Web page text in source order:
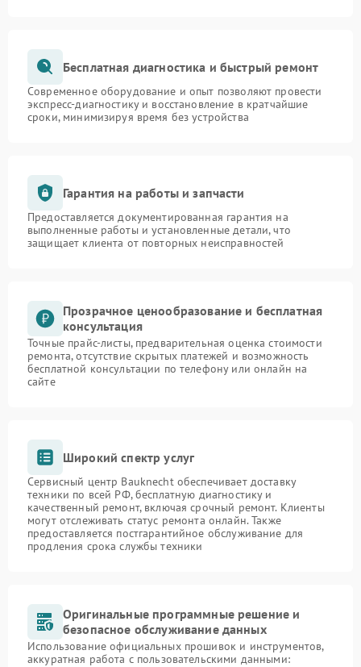
Бесплатная диагностика и быстрый ремонт
Современное оборудование и опыт позволяют провести
экспресс-диагностику и восстановление в кратчайшие
сроки, минимизируя время без устройства
Гарантия на работы и запчасти
Предоставляется документированная гарантия на
выполненные работы и установленные детали, что
защищает клиента от повторных неисправностей
Прозрачное ценообразование и бесплатная
консультация
Точные прайс-листы, предварительная оценка стоимости
ремонта, отсутствие скрытых платежей и возможность
бесплатной консультации по телефону или онлайн на
сайте
Широкий спектр услуг
Сервисный центр Bauknecht обеспечивает доставку
техники по всей РФ, бесплатную диагностику и
качественный ремонт, включая срочный ремонт. Клиенты
могут отслеживать статус ремонта онлайн. Также
предоставляется постгарантийное обслуживание для
продления срока службы техники
Оригинальные программные решение и
безопасное обслуживание данных
Использование официальных прошивок и инструментов,
аккуратная работа с пользовательскими данными: